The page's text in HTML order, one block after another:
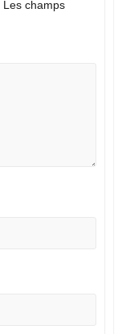
Les champs